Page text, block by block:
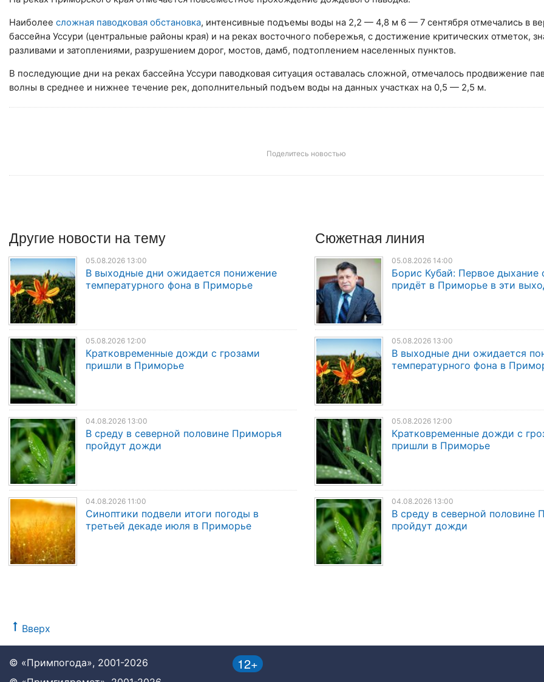
Наиболее сложная паводковая обстановка, интенсивные подъемы воды на 2,2 — 4,8 м 6 — 7 сентября отмечались в
бассейна Уссури (центральные районы края) и на реках восточного побережья, с достижение критических отметок,
разливами и затоплениями, разрушением дорог, мостов, дамб, подтоплением населенных пунктов.
В последующие дни на реках бассейна Уссури паводковая ситуация оставалась сложной, отмечалось продвижение
волны в среднее и нижнее течение рек, дополнительный подъем воды на данных участках на 0,5 — 2,5 м.
Поделитесь новостью
Другие новости на тему
05.08.2026 13:00
В выходные дни ожидается понижение
температурного фона в Приморье
05.08.2026 12:00
Кратковременные дожди с грозами
пришли в Приморье
04.08.2026 13:00
В среду в северной половине Приморья
пройдут дожди
04.08.2026 11:00
Синоптики подвели итоги погоды в
третьей декаде июля в Приморье
Сюжетная линия
05.08.2026 14:00
Борис Кубай: Первое дыхание
придёт в Приморье в эти
05.08.2026 13:00
В выходные дни ожидается
температурного фона в
05.08.2026 12:00
Кратковременные дожди с
пришли в Приморье
04.08.2026 13:00
В среду в северной половине
пройдут дожди
Вверх
12+
© «Примпогода», 2001-2026